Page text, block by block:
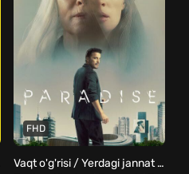
FHD
Vaqt o'g'risi / Yerdagi jannat Uzbek tilida